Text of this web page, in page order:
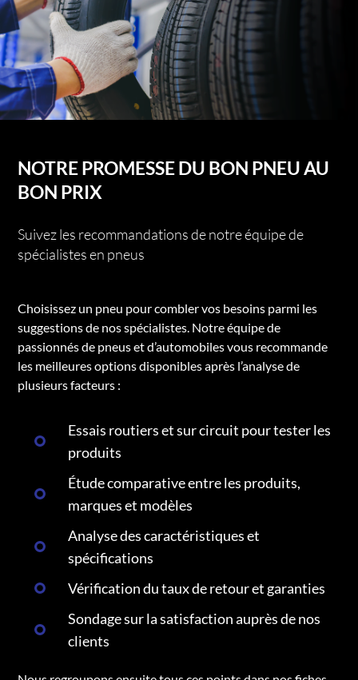
NOTRE PROMESSE DU BON PNEU AU
BON PRIX
Suivez les recommandations de notre équipe de
spécialistes en pneus
Choisissez un pneu pour combler vos besoins parmi les
suggestions de nos spécialistes. Notre équipe de
passionnés de pneus et d’automobiles vous recommande
les meilleures options disponibles après l’analyse de
plusieurs facteurs :
Essais routiers et sur circuit pour tester les
produits
Étude comparative entre les produits,
marques et modèles
Analyse des caractéristiques et
spécifications
Vérification du taux de retour et garanties
Sondage sur la satisfaction auprès de nos
clients